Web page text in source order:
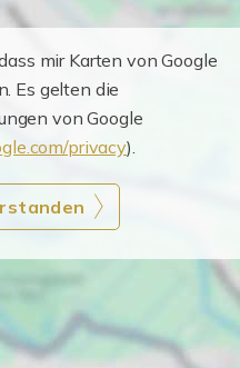
mir Karten von Google
Es gelten die
von Google
privacy).